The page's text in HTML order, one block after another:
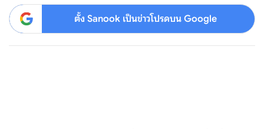
ตั้ง Sanook เป็นข่าวโปรดบน Google